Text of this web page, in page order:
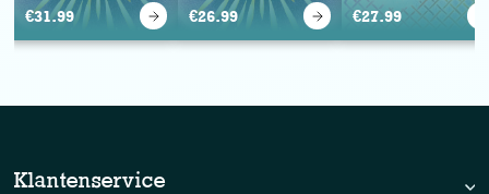
€31.99 €26.99 €27.99
Klantenservice